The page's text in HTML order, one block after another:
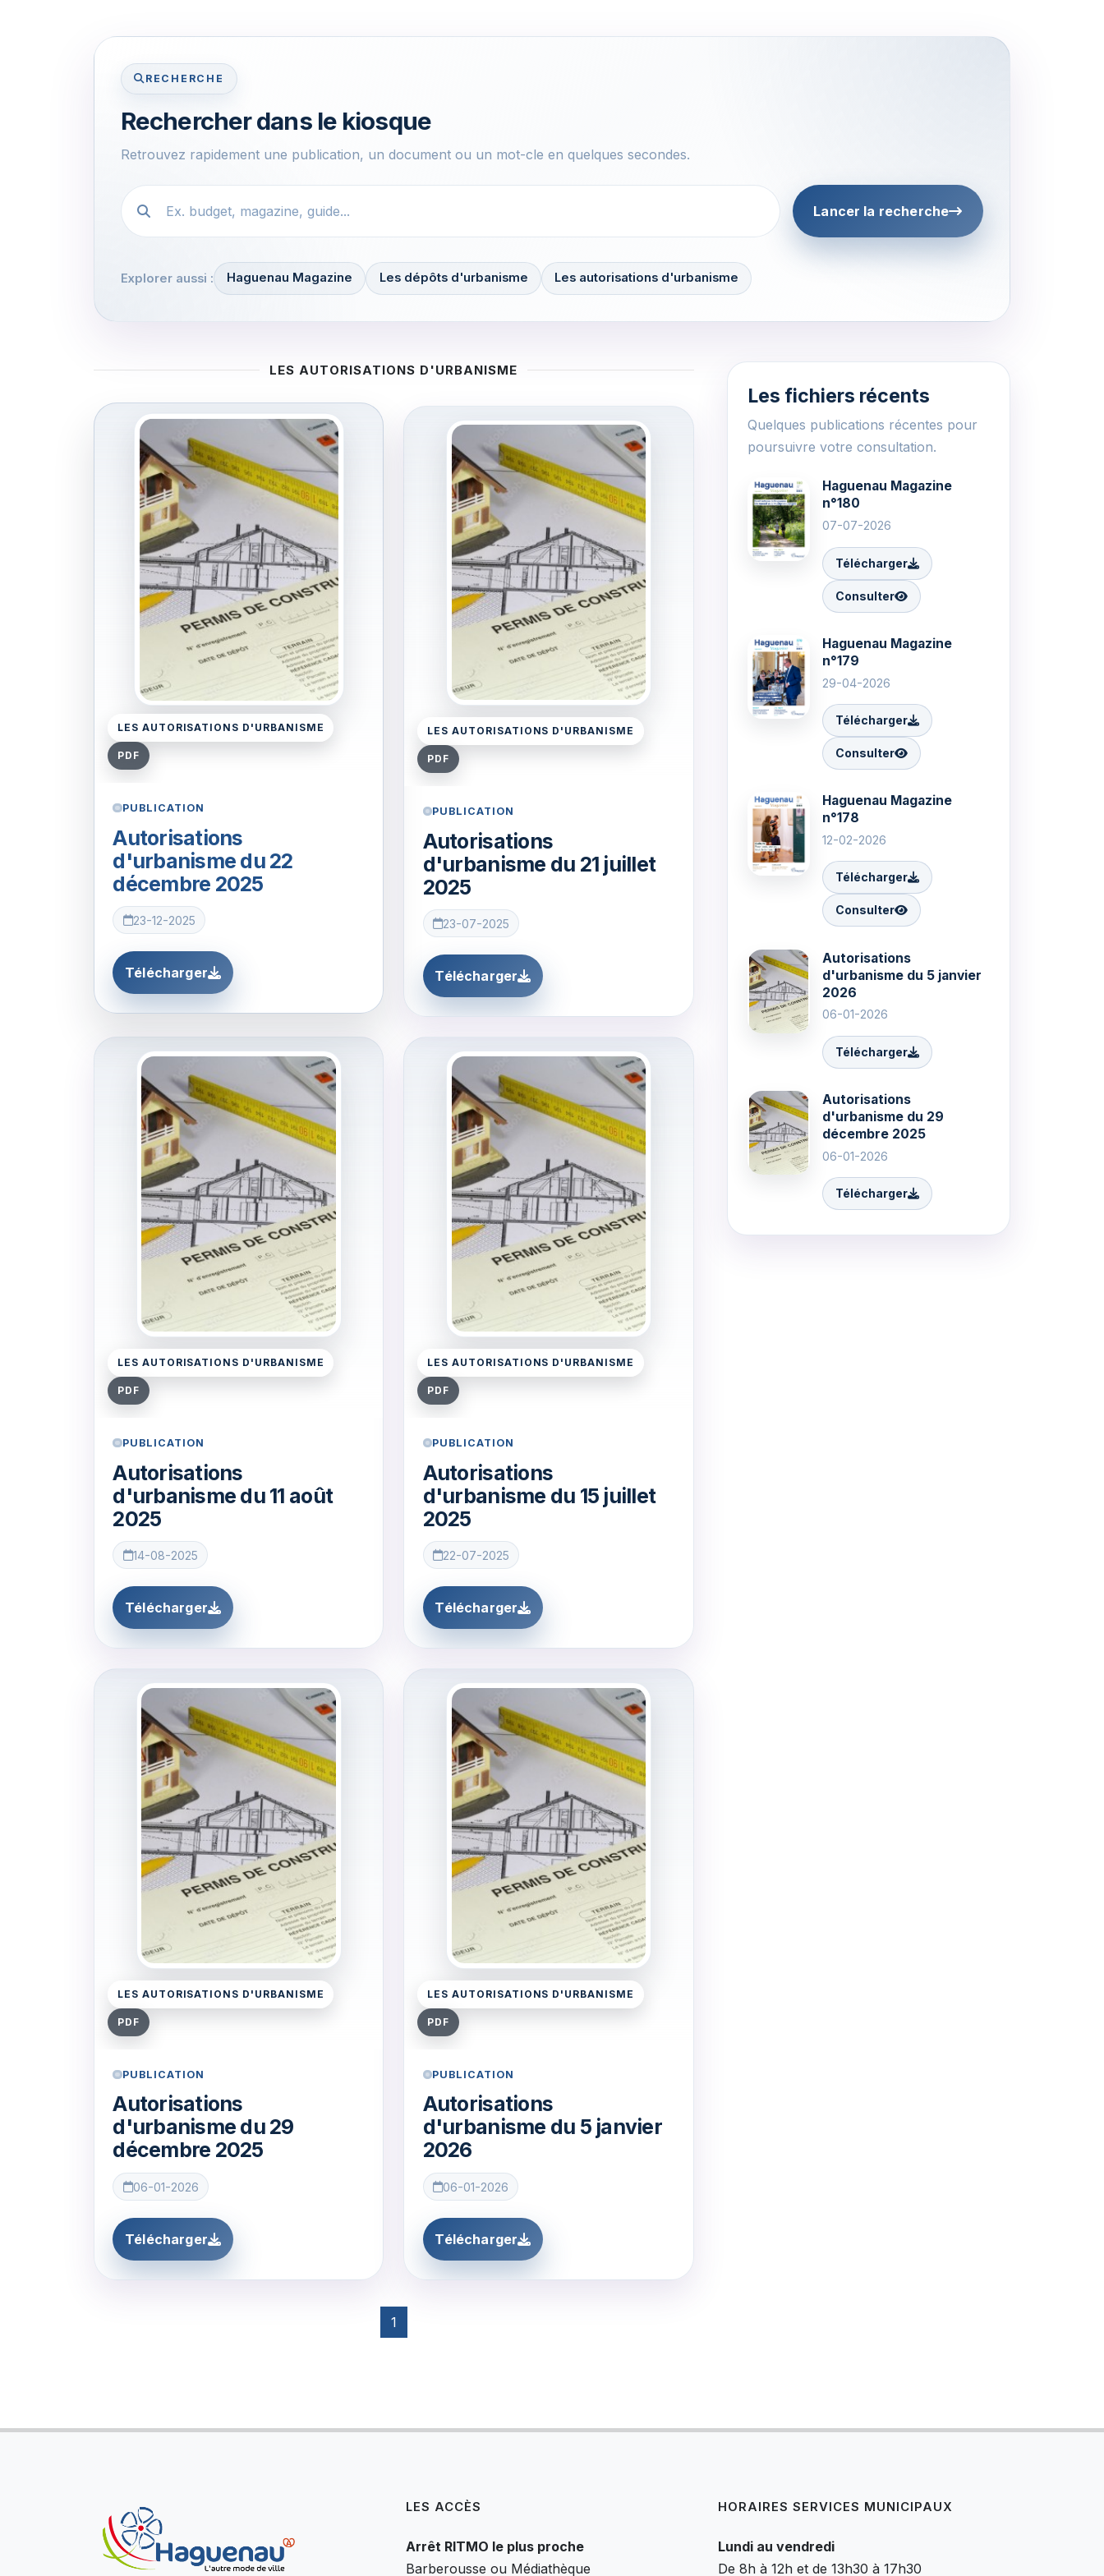
RECHERCHE
Rechercher dans le kiosque
Retrouvez rapidement une publication, un document ou un mot-cle en quelques secondes.
Recherche dans le kiosque
Lancer la recherche
Explorer aussi : Haguenau Magazine Les dépôts d'urbanisme Les autorisations d'urbanisme
LES AUTORISATIONS D'URBANISME
LES AUTORISATIONS D'URBANISME
PDF
PUBLICATION
Autorisations
d'urbanisme du 22
décembre 2025
23-12-2025
Télécharger
LES AUTORISATIONS D'URBANISME
PDF
PUBLICATION
Autorisations
d'urbanisme du 21 juillet
2025
23-07-2025
Télécharger
LES AUTORISATIONS D'URBANISME
PDF
PUBLICATION
Autorisations
d'urbanisme du 11 août
2025
14-08-2025
Télécharger
LES AUTORISATIONS D'URBANISME
PDF
PUBLICATION
Autorisations
d'urbanisme du 15 juillet
2025
22-07-2025
Télécharger
LES AUTORISATIONS D'URBANISME
PDF
PUBLICATION
Autorisations
d'urbanisme du 29
décembre 2025
06-01-2026
Télécharger
LES AUTORISATIONS D'URBANISME
PDF
PUBLICATION
Autorisations
d'urbanisme du 5 janvier
2026
06-01-2026
Télécharger
1
Les fichiers récents
Quelques publications récentes pour
poursuivre votre consultation.
Haguenau Magazine
n°180
07-07-2026
Télécharger
Consulter
Haguenau Magazine
n°179
29-04-2026
Télécharger
Consulter
Haguenau Magazine
n°178
12-02-2026
Télécharger
Consulter
Autorisations
d'urbanisme du 5 janvier
2026
06-01-2026
Télécharger
Autorisations
d'urbanisme du 29
décembre 2025
06-01-2026
Télécharger
LES ACCÈS
Arrêt RITMO le plus proche
Barberousse ou Médiathèque
HORAIRES SERVICES MUNICIPAUX
Lundi au vendredi
De 8h à 12h et de 13h30 à 17h30